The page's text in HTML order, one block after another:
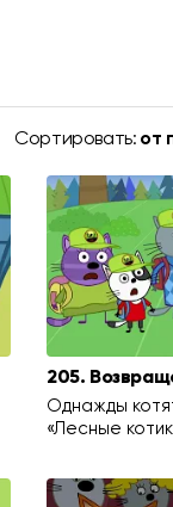
Сортировать: от
205.
Однажды
«Лесные